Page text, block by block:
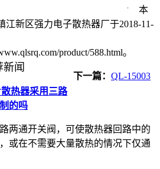
本
江新区强力电子散热器厂于2018-11-
product/588.html。
下一篇： QL-15003
新闻
热器采用三路
的吗
两通开关阀，可使散热器回路中的
或在不需要大量散热的情况下仅通